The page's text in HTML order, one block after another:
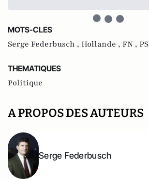
MOTS-CLES
Serge Federbusch , Hollande , FN , PS
THEMATIQUES
Politique
A PROPOS DES AUTEURS
Serge Federbusch